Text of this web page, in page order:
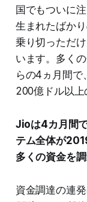
国でもついに
生まれたばか
乗り切っただ
います。多く
らの4ヵ月間で
200億ドル以上
Jioは4カ月間
テム全体が
多くの資金を
資金調達の連